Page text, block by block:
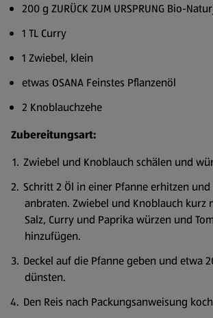
200 g ZURÜCK ZUM URSPRUNG Bio-
1 TL Curry
1 Zwiebel, klein
etwas OSANA Feinstes Pflanzenöl
2 Knoblauchzehe
Zubereitungsart:
Zwiebel und Knoblauch schälen und
Schritt 2 Öl in einer Pfanne erhitzen und
anbraten. Zwiebel und Knoblauch kurz
Salz, Curry und Paprika würzen und
hinzufügen.
Deckel auf die Pfanne geben und etwa
dünsten.
Den Reis nach Packungsanweisung